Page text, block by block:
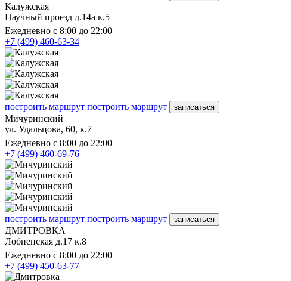
Калужская
Научный проезд д.14а к.5
Ежедневно с 8:00 до 22:00
+7 (499) 460-63-34
построить маршрут построить маршрут записаться
Мичуринский
ул. Удальцова, 60, к.7
Ежедневно с 8:00 до 22:00
+7 (499) 460-69-76
построить маршрут построить маршрут записаться
ДМИТРОВКА
Лобненская д.17 к.8
Ежедневно с 8:00 до 22:00
+7 (499) 450-63-77